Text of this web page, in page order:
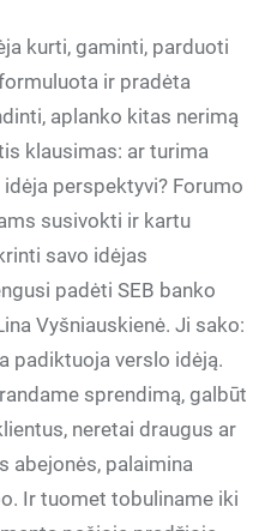
kurti, gaminti, parduoti
ir pradėta
aplanko kitas nerimą
klausimas: ar turima
perspektyvi? Forumo
susivokti ir kartu
savo idėjas
padėti SEB banko
Vyšniauskienė. Ji sako:
padiktuoja verslo idėją.
sprendimą, galbūt
neretai draugus ar
abejonės, palaimina
Ir tuomet tobuliname iki